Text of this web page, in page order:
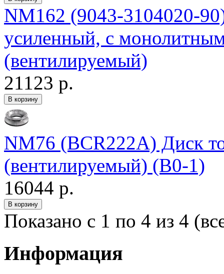
NM162 (9043-3104020-
усиленный, с
(вентилируемый)
21123 р.
NM76 (BCR222A) Диск
(вентилируемый) (В0-1)
16044 р.
Показано с 1 по 4 из 4
Информация